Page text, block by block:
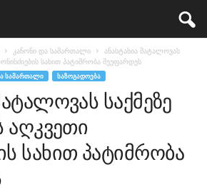
კანონი და სამართალი
ანასტასია შატალოვას
სახით პატიმრობა შეუფარდეს
ᲡᲐᲛᲐᲠᲗᲐᲚᲘ ᲡᲐᲖᲝᲒᲐᲓᲝᲔᲑᲐ
საქმეზე
აღკვეთი
სახით პატიმრობა